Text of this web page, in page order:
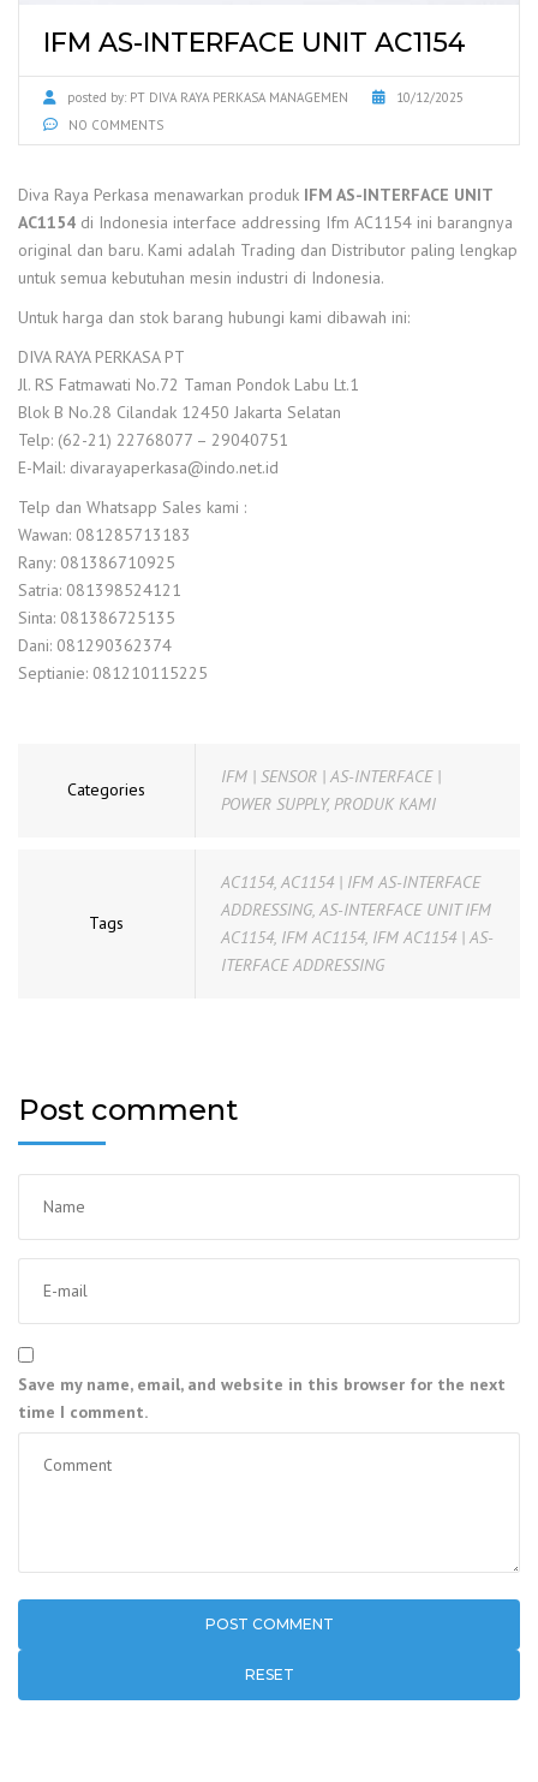
IFM AS-INTERFACE UNIT AC1154
posted by: PT DIVA RAYA PERKASA MANAGEMEN
10/12/2025
NO COMMENTS
Diva Raya Perkasa menawarkan produk IFM AS-INTERFACE UNIT
AC1154 di Indonesia interface addressing Ifm AC1154 ini barangnya
original dan baru. Kami adalah Trading dan Distributor paling lengkap
untuk semua kebutuhan mesin industri di Indonesia.
Untuk harga dan stok barang hubungi kami dibawah ini:
DIVA RAYA PERKASA PT
Jl. RS Fatmawati No.72 Taman Pondok Labu Lt.1
Blok B No.28 Cilandak 12450 Jakarta Selatan
Telp: (62-21) 22768077 – 29040751
E-Mail: divarayaperkasa@indo.net.id
Telp dan Whatsapp Sales kami :
Wawan: 081285713183
Rany: 081386710925
Satria: 081398524121
Sinta: 081386725135
Dani: 081290362374
Septianie: 081210115225
Categories
IFM | SENSOR | AS-INTERFACE |
POWER SUPPLY,PRODUK KAMI
Tags
AC1154, AC1154 | IFM AS-INTERFACE
ADDRESSING, AS-INTERFACE UNIT IFM
AC1154, IFM AC1154, IFM AC1154 | AS-
ITERFACE ADDRESSING
Post comment
Save my name, email, and website in this browser for the next
time I comment.
RESET